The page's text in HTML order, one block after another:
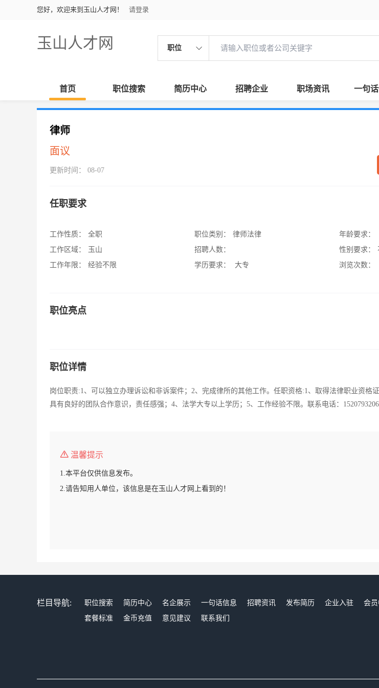
您好，欢迎来到玉山人才网！ 请登录
玉山人才网 职位
首页 职位搜索 简历中心 招聘企业 职场资讯 一句
律师
面议
更新时间： 08-07
任职要求
工作性质：
全职
工作区域：
玉山
工作年限：
经验不限
职位类别：
律师法律
招聘人数：
学历要求：
大专
年龄要求：
性别要求：
浏览次数：
职位亮点
职位详情
岗位职责:1、可以独立办理诉讼和非诉案件；2、完成律所的其他工作。任职资格:1、取得法律职业资格
具有良好的团队合作意识，责任感强；4、法学大专以上学历；5、工作经验不限。联系电话：
温馨提示
1.本平台仅供信息发布。
2.请告知用人单位，该信息是在玉山人才网上看到的！
栏目导航: 职位搜索 简历中心 名企展示 一句话信息 招聘资讯 发布简历 企业入驻 会
套餐标准
金币充值 意见建议 联系我们